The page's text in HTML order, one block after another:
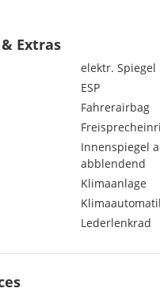
und Dämpfung verstärkt.
funktioniert
Wasserpumpe + NEU
Chat kontaktieren.
Extras
elektr. Spiegel
ESP
Fahrerairbag
Innenspiegel
abblendend
Klimaanlage
Lederlenkrad